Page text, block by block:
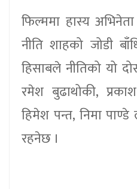
फिल्ममा हास्य
नीति शाहको जोडी
हिसाबले नीतिको यो
रमेश बुढाथोकी,
हिमेश पन्त, निमा
रहनेछ ।